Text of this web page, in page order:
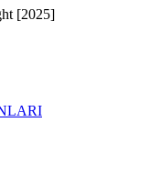
[2025]